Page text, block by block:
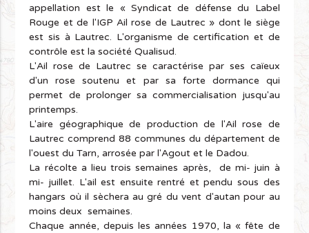
appellation est le « Syndicat de défense du Label
Rouge et de l'IGP Ail rose de Lautrec » dont le siège
est sis à Lautrec. L'organisme de certification et de
contrôle est la société Qualisud.
L'Ail rose de Lautrec se caractérise par ses caïeux
d'un rose soutenu et par sa forte dormance qui
permet de prolonger sa commercialisation jusqu'au
printemps.
L'aire géographique de production de l'Ail rose de
Lautrec comprend 88 communes du département de
l'ouest du Tarn, arrosée par l'Agout et le Dadou.
La récolte a lieu trois semaines après, de mi- juin à
mi- juillet. L'ail est ensuite rentré et pendu sous des
hangars où il sèchera au gré du vent d'autan pour au
moins deux semaines.
Chaque année, depuis les années 1970, la « fête de